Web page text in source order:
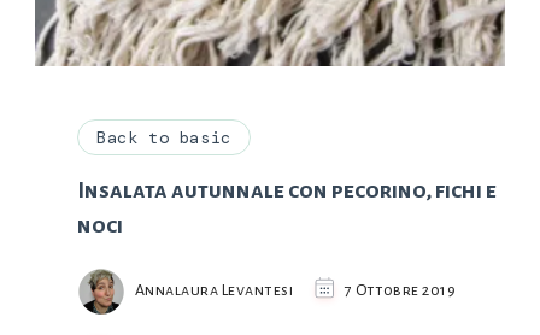
Back to basic
Insalata autunnale con pecorino, fichi e
noci
Annalaura Levantesi 7 Ottobre 2019